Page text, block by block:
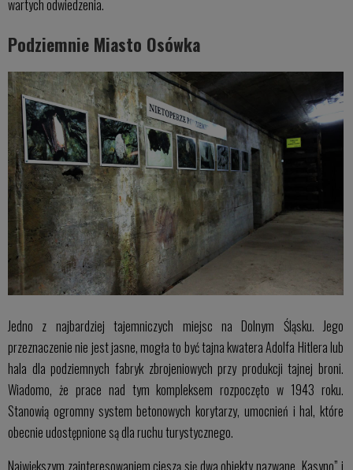
wartych odwiedzenia.
Podziemnie Miasto Osówka
Jedno z najbardziej tajemniczych miejsc na Dolnym Śląsku. Jego
przeznaczenie nie jest jasne, mogła to być tajna kwatera Adolfa Hitlera lub
hala dla podziemnych fabryk zbrojeniowych przy produkcji tajnej broni.
Wiadomo, że prace nad tym kompleksem rozpoczęto w 1943 roku.
Stanowią ogromny system betonowych korytarzy, umocnień i hal, które
obecnie udostępnione są dla ruchu turystycznego.
Największym zainteresowaniem cieszą się dwa obiekty nazwane „Kasyno” i